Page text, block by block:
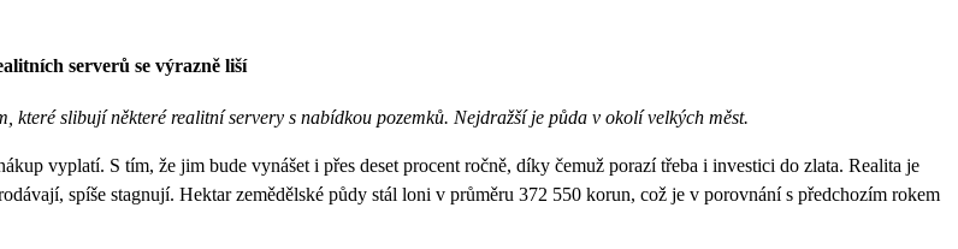
serverů se výrazně liší
které slibují některé realitní servery s nabídkou pozemků. Nejdražší je půda v okolí velkých měst.
vyplatí. S tím, že jim bude vynášet i přes deset procent ročně, díky čemuž porazí třeba i investici do zlata. Realita je
spíše stagnují. Hektar zemědělské půdy stál loni v průměru 372 550 korun, což je v porovnání s předchozím rokem